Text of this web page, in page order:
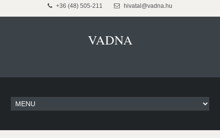
+36 (48) 505-211 hivatal@vadna.hu
VADNA